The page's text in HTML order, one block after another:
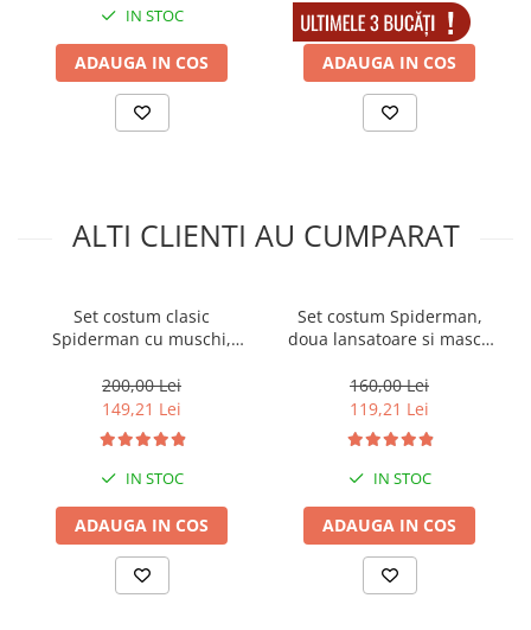
IN STOC
ADAUGA IN COS
IN STOC
ADAUGA IN COS
ALTI CLIENTI AU CUMPARAT
Set costum clasic
Spiderman cu muschi,
masca LED, 110-120 cm, 5-7
ani
200,00 Lei
149,21 Lei
IN STOC
ADAUGA IN COS
Set costum Spiderman,
doua lansatoare si masca
cm, 3-5 ani
160,00 Lei
119,21 Lei
IN STOC
ADAUGA IN COS